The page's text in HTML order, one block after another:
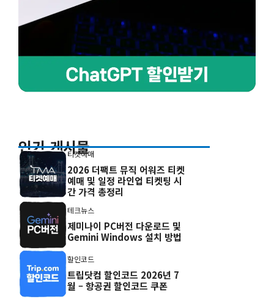
인기 게시물
티켓예매
2026 더팩트 뮤직 어워즈 티켓
예매 및 일정 라인업 티켓팅 시
간 가격 총정리
테크뉴스
제미나이 PC버전 다운로드 및
Gemini Windows 설치 방법
할인코드
트립닷컴 할인코드 2026년 7
월 – 항공권 할인코드 쿠폰